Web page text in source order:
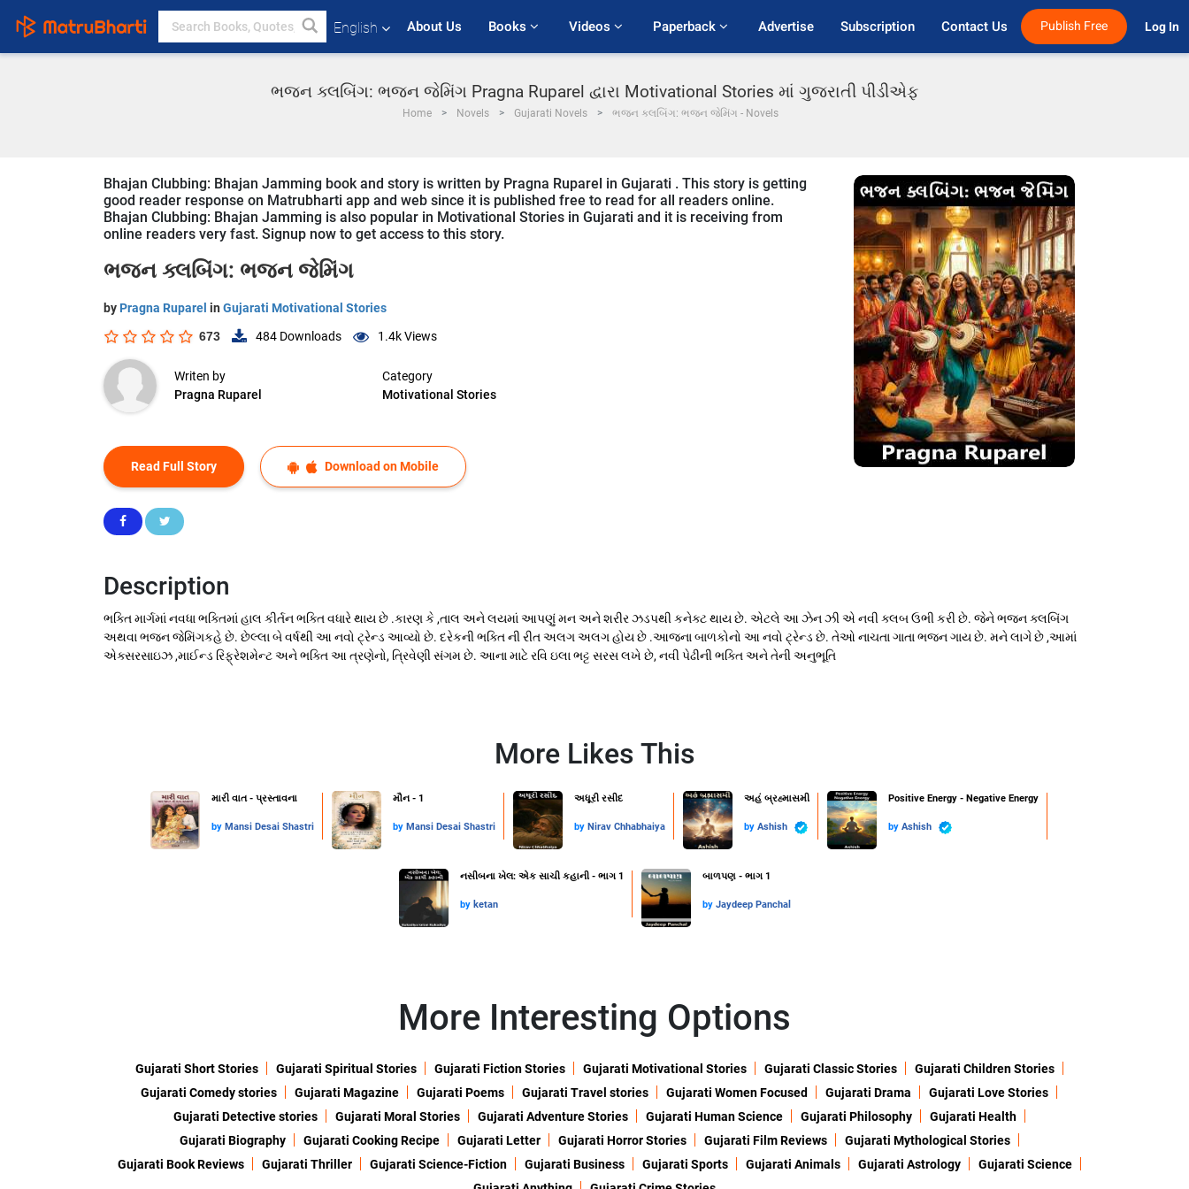
English About Us Books Videos Paperback Advertise Subscription Contact Us Publish Free Log In
ભજન ક્લબિંગ: ભજન જેમિંગ Pragna Ruparel દ્વારા Motivational Stories માં ગુજરાતી પીડીએફ
Home Novels Gujarati Novels ભજન ક્લબિંગ: ભજન જેમિંગ - Novels
Bhajan Clubbing: Bhajan Jamming book and story is written by Pragna Ruparel in Gujarati . This story is getting
good reader response on Matrubharti app and web since it is published free to read for all readers online.
Bhajan Clubbing: Bhajan Jamming is also popular in Motivational Stories in Gujarati and it is receiving from
online readers very fast. Signup now to get access to this story.
ભજન ક્લબિંગ: ભજન જેમિંગ
by Pragna Ruparel in Gujarati Motivational Stories
673 484 Downloads 1.4kViews
Writen by
Pragna Ruparel
Category
Motivational Stories
Read Full Story Download on Mobile
Description
ભક્તિ માર્ગમાં નવધા ભક્તિમાં હાલ કીર્તન ભક્તિ વધારે થાય છે .કારણ કે ,તાલ અને લયમાં આપણું મન અને શરીર ઝડપથી કનેક્ટ થાય છે. એટલે આ ઝેન ઝી એ નવી ક્લબ ઉભી કરી છે. જેને ભજન ક્લબિંગ
અથવા ભજન જેમિંગકહે છે. છેલ્લા બે વર્ષથી આ નવો ટ્રેન્ડ આવ્યો છે. દરેકની ભક્તિ ની રીત અલગ અલગ હોય છે .આજના બાળકોનો આ નવો ટ્રેન્ડ છે. તેઓ નાચતા ગાતા ભજન ગાય છે. મને લાગે છે ,આમાં
એક્સરસાઇઝ ,માઈન્ડ રિફ્રેશમેન્ટ અને ભક્તિ આ ત્રણેનો, ત્રિવેણી સંગમ છે. આના માટે રવિ ઇલા ભટ્ટ સરસ લખે છે, નવી પેઢીની ભક્તિ અને તેની અનુભૂતિ
More Likes This
મારી વાત - પ્રસ્તાવના
by Mansi Desai Shastri
મૌન - 1
by Mansi Desai Shastri
અધૂરી રસીદ
by Nirav Chhabhaiya
અહં બ્રહ્માસમી
by Ashish
Positive Energy - Negative Energy
by Ashish
નસીબના ખેલ: એક સાચી કહાની - ભાગ 1
by ketan
બાળપણ - ભાગ 1
by Jaydeep Panchal
More Interesting Options
Gujarati Short Stories Gujarati Spiritual Stories Gujarati Fiction Stories Gujarati Motivational Stories Gujarati Classic Stories
Gujarati Children Stories
Gujarati Comedy stories
Gujarati Magazine Gujarati Poems Gujarati Travel stories Gujarati Women Focused Gujarati Drama
Gujarati Love Stories
Gujarati Detective stories
Gujarati Moral Stories Gujarati Adventure Stories Gujarati Human Science Gujarati Philosophy
Gujarati Health
Gujarati Biography
Gujarati Cooking Recipe Gujarati Letter Gujarati Horror Stories Gujarati Film Reviews
Gujarati Mythological Stories
Gujarati Book Reviews
Gujarati Thriller Gujarati Science-Fiction Gujarati Business Gujarati Sports Gujarati Animals Gujarati Astrology
Gujarati Science